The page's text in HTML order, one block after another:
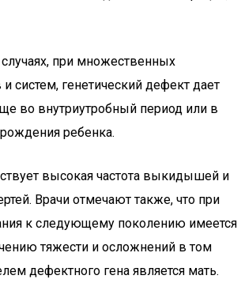
при множественных
систем, генетический дефект дает
во внутриутробный период или в
ребенка.
высокая частота выкидышей и
Врачи отмечают также, что при
к следующему поколению имеется
тяжести и осложнений в том
дефектного гена является мать.